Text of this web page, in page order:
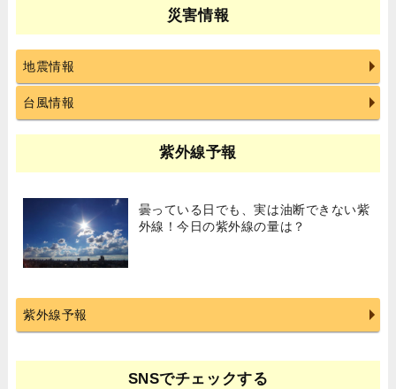
災害情報
地震情報
台風情報
紫外線予報
曇っている日でも、実は油断できない紫
外線！今日の紫外線の量は？
紫外線予報
SNSでチェックする